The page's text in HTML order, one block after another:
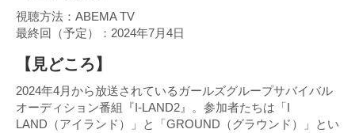
視聴方法：ABEMA TV
最終回（予定）：2024年7月4日
【見どころ】
2024年4月から放送されているガールズグループサバイバル
オーディション番組『I-LAND2』。参加者たちは「I
LAND（アイランド）」と「GROUND（グラウンド）」とい